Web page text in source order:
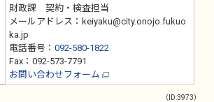
財政課 契約・検査担当
メールアドレス：keiyaku@city.onojo.fukuo
ka.jp
電話番号： 092-580-1822
Fax：092-573-7791
お問い合わせフォーム
（ID:3973）